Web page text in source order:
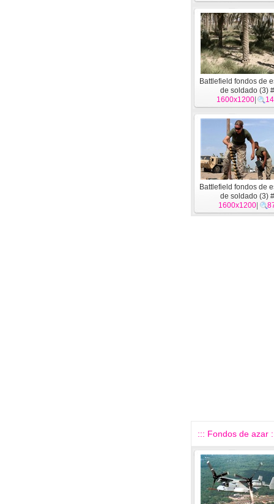
Battlefield fondos de
de soldado (3)
1600x1200
Battlefield fondos de
de soldado (3)
1600x1200
::: Fondos de azar